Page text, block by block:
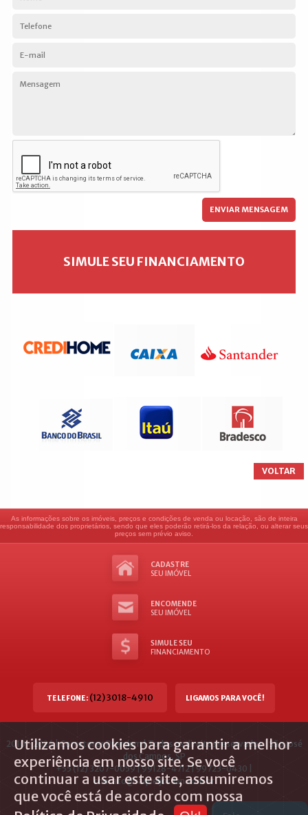
SIMULE SEU FINANCIAMENTO
VOLTAR
As informações sobre os imóveis, preços e condições de venda ou locação, são de inteira
responsabilidade dos proprietários, sendo que eles poderão retirá-los da relação, ou alterar seus
preços sem prévio aviso.
CADASTRE
SEU IMÓVEL
ENCOMENDE
SEU IMÓVEL
SIMULE SEU
FINANCIAMENTO
TELEFONE: (12) 3018-4910 LIGAMOS PARA VOCÊ!
2010 - 2026 | Corretores Premium | Todos os direitos reservados | São José
dos Campos, SP
+55 (12) 3207-0059 | 99128-4712 | 99723-0430 |
contato@raqueljordan.com.br
Utilizamos cookies para garantir a melhor
experiência em nosso site. Se você
continuar a usar este site, assumiremos
que você está de acordo com nossa